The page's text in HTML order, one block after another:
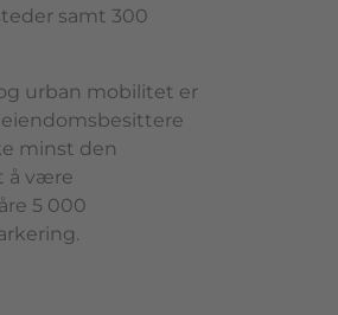
samt 300
urban mobilitet er
minst den
å være
5 000